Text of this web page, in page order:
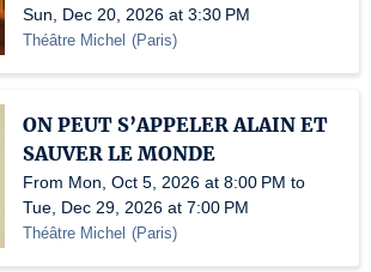
Sun, Dec 20, 2026 at 3:30 PM
Théâtre Michel (Paris)
ON PEUT S’APPELER ALAIN ET
SAUVER LE MONDE
From Mon, Oct 5, 2026 at 8:00 PM to
Tue, Dec 29, 2026 at 7:00 PM
Théâtre Michel (Paris)